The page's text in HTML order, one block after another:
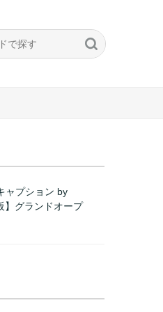
ャプション by
】グランドオープ